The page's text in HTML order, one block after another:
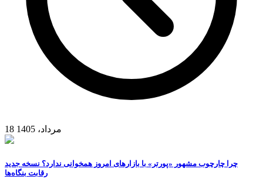
18 مرداد، 1405
چرا چارچوب مشهور «پورتر» با بازارهای امروز همخوانی ندارد؟ نسخه جدید
رقابت‌ بنگاه‌ها